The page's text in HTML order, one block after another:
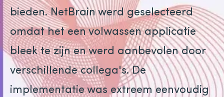
bieden. NetBrain werd geselecteerd
omdat het een volwassen applicatie
bleek te zijn en werd aanbevolen door
verschillende collega's. De
implementatie was extreem eenvoudig